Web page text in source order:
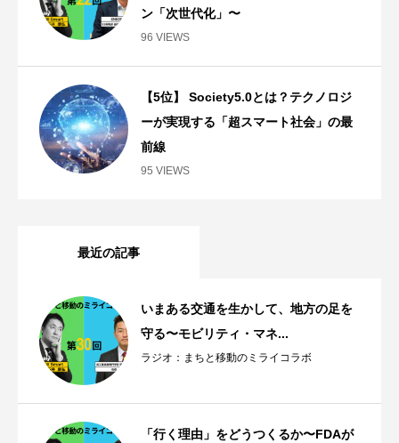
ン「次世代化」〜
96 VIEWS
【5位】 Society5.0とは？テクノロジ
ーが実現する「超スマート社会」の最
前線
95 VIEWS
最近の記事
いまある交通を生かして、地方の足を
守る〜モビリティ・マネ...
ラジオ：まちと移動のミライコラボ
「行く理由」をどうつくるか〜FDAが